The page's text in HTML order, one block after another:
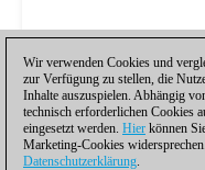
Wir verwenden Cookies und
zur Verfügung zu stellen, die
Inhalte auszuspielen. Abhängig
technisch erforderlichen Cookies
eingesetzt werden. Hier können
Marketing-Cookies
Datenschutzerklärung.